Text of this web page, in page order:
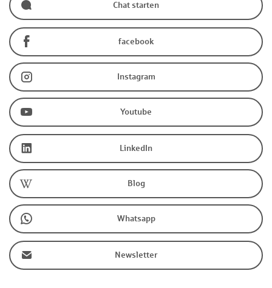
Chat starten
facebook
Instagram
Youtube
LinkedIn
Blog
Whatsapp
Newsletter